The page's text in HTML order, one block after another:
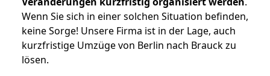
Wenn Sie sich in einer solchen Situation befinden,
keine Sorge! Unsere Firma ist in der Lage, auch
kurzfristige Umzüge von Berlin nach Brauck zu
lösen.